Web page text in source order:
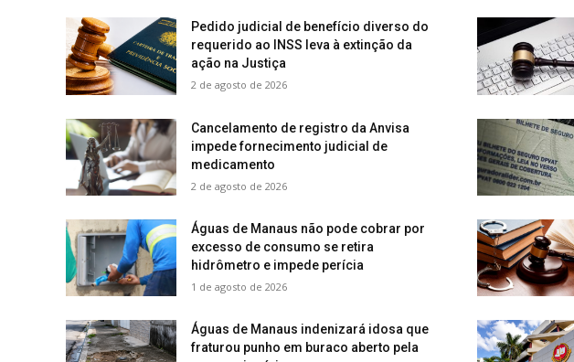
Pedido judicial de benefício diverso do
requerido ao INSS leva à extinção da
ação na Justiça
2 de agosto de 2026
Cancelamento de registro da Anvisa
impede fornecimento judicial de
medicamento
2 de agosto de 2026
Águas de Manaus não pode cobrar por
excesso de consumo se retira
hidrômetro e impede perícia
1 de agosto de 2026
Águas de Manaus indenizará idosa que
fraturou punho em buraco aberto pela